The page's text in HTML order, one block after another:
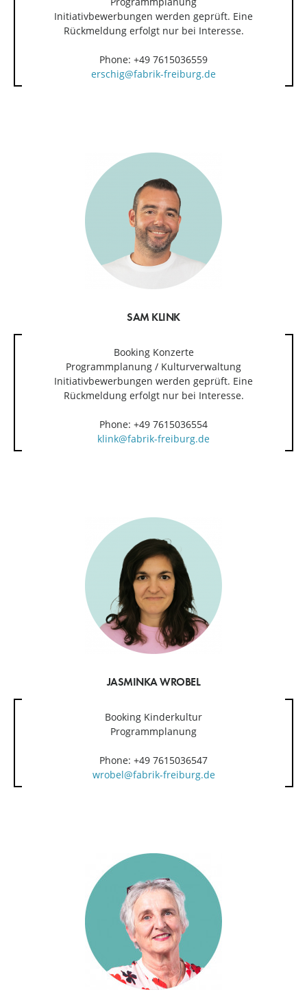
Initiativbewerbungen werden geprüft. Eine
Rückmeldung erfolgt nur bei Interesse.
Phone: +49 7615036559
erschig@fabrik-freiburg.de
SAM KLINK
Booking Konzerte
Programmplanung / Kulturverwaltung
Initiativbewerbungen werden geprüft. Eine
Rückmeldung erfolgt nur bei Interesse.
Phone: +49 7615036554
klink@fabrik-freiburg.de
JASMINKA WROBEL
Booking Kinderkultur
Programmplanung
Phone: +49 7615036547
wrobel@fabrik-freiburg.de